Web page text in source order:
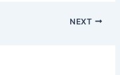
NEXT